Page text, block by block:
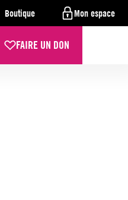
Boutique Mon espace
FAIRE UN DON